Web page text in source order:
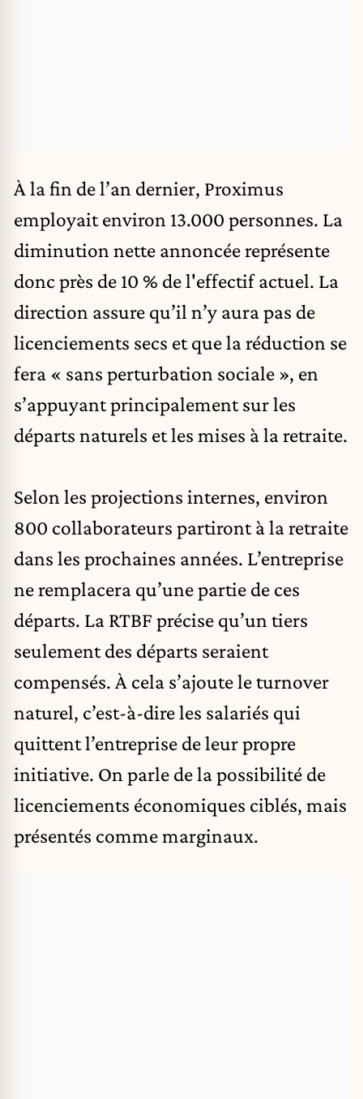
À la fin de l’an dernier, Proximus
employait environ 13.000 personnes. La
diminution nette annoncée représente
donc près de 10 % de l'effectif actuel. La
direction assure qu’il n’y aura pas de
licenciements secs et que la réduction se
fera « sans perturbation sociale », en
s’appuyant principalement sur les
départs naturels et les mises à la retraite.
Selon les projections internes, environ
800 collaborateurs partiront à la retraite
dans les prochaines années. L’entreprise
ne remplacera qu’une partie de ces
départs. La RTBF précise qu’un tiers
seulement des départs seraient
compensés. À cela s’ajoute le turnover
naturel, c’est-à-dire les salariés qui
quittent l’entreprise de leur propre
initiative. On parle de la possibilité de
licenciements économiques ciblés, mais
présentés comme marginaux.